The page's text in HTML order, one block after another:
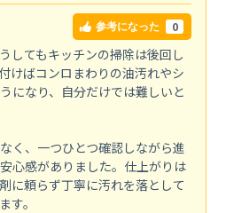
参考になった 0
してもキッチンの掃除は後回し
けばコンロまわりの油汚れやシ
になり、自分だけでは難しいと
く、一つひとつ確認しながら進
心感がありました。仕上がりは
に頼らず丁寧に汚れを落として
す。